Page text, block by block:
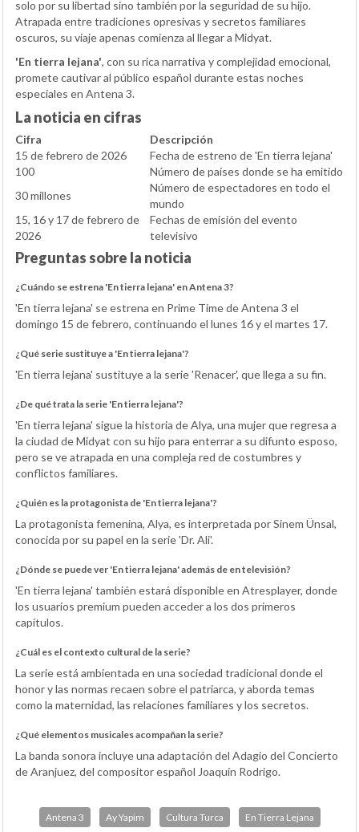
solo por su libertad sino también por la seguridad de su hijo.
Atrapada entre tradiciones opresivas y secretos familiares
oscuros, su viaje apenas comienza al llegar a Midyat.
'En tierra lejana', con su rica narrativa y complejidad emocional,
promete cautivar al público español durante estas noches
especiales en Antena 3.
La noticia en cifras
Cifra
Descripción
15 de febrero de 2026
Fecha de estreno de 'En tierra lejana'
100
Número de países donde se ha emitido
30 millones
Número de espectadores en todo el
mundo
15, 16 y 17 de febrero de
2026
Fechas de emisión del evento
televisivo
Preguntas sobre la noticia
¿Cuándo se estrena 'En tierra lejana' en Antena 3?
'En tierra lejana' se estrena en Prime Time de Antena 3 el
domingo 15 de febrero, continuando el lunes 16 y el martes 17.
¿Qué serie sustituye a 'En tierra lejana'?
'En tierra lejana' sustituye a la serie 'Renacer', que llega a su fin.
¿De qué trata la serie 'En tierra lejana'?
'En tierra lejana' sigue la historia de Alya, una mujer que regresa a
la ciudad de Midyat con su hijo para enterrar a su difunto esposo,
pero se ve atrapada en una compleja red de costumbres y
conflictos familiares.
¿Quién es la protagonista de 'En tierra lejana'?
La protagonista femenina, Alya, es interpretada por Sinem Ünsal,
conocida por su papel en la serie 'Dr. Ali'.
¿Dónde se puede ver 'En tierra lejana' además de en televisión?
'En tierra lejana' también estará disponible en Atresplayer, donde
los usuarios premium pueden acceder a los dos primeros
capítulos.
¿Cuál es el contexto cultural de la serie?
La serie está ambientada en una sociedad tradicional donde el
honor y las normas recaen sobre el patriarca, y aborda temas
como la maternidad, las relaciones familiares y los secretos.
¿Qué elementos musicales acompañan la serie?
La banda sonora incluye una adaptación del Adagio del Concierto
de Aranjuez, del compositor español Joaquín Rodrigo.
Antena 3 Ay Yapim Cultura Turca En Tierra Lejana